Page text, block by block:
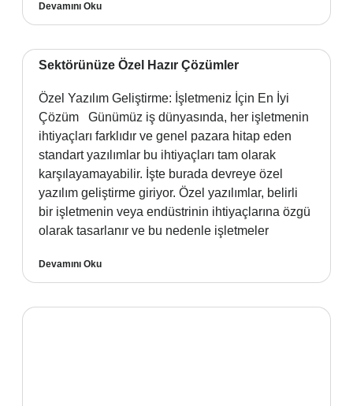
Devamını Oku
Sektörünüze Özel Hazır Çözümler
Özel Yazılım Geliştirme: İşletmeniz İçin En İyi
Çözüm Günümüz iş dünyasında, her işletmenin
ihtiyaçları farklıdır ve genel pazara hitap eden
standart yazılımlar bu ihtiyaçları tam olarak
karşılayamayabilir. İşte burada devreye özel
yazılım geliştirme giriyor. Özel yazılımlar, belirli
bir işletmenin veya endüstrinin ihtiyaçlarına özgü
olarak tasarlanır ve bu nedenle işletmeler
Devamını Oku